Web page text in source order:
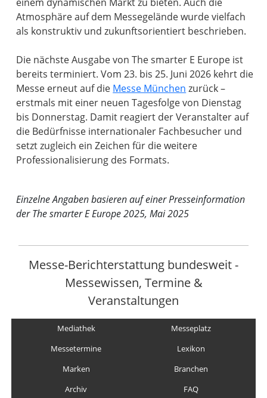
einem dynamischen Markt zu bieten. Auch die
Atmosphäre auf dem Messegelände wurde vielfach
als konstruktiv und zukunftsorientiert beschrieben.
Die nächste Ausgabe von The smarter E Europe ist
bereits terminiert. Vom 23. bis 25. Juni 2026 kehrt die
Messe erneut auf die Messe München zurück –
erstmals mit einer neuen Tagesfolge von Dienstag
bis Donnerstag. Damit reagiert der Veranstalter auf
die Bedürfnisse internationaler Fachbesucher und
setzt zugleich ein Zeichen für die weitere
Professionalisierung des Formats.
Einzelne Angaben basieren auf einer Presseinformation
der The smarter E Europe 2025, Mai 2025
Messe-Berichterstattung bundesweit -
Messewissen, Termine &
Veranstaltungen
Mediathek
Messeplatz
Messetermine
Lexikon
Marken
Branchen
Archiv
FAQ